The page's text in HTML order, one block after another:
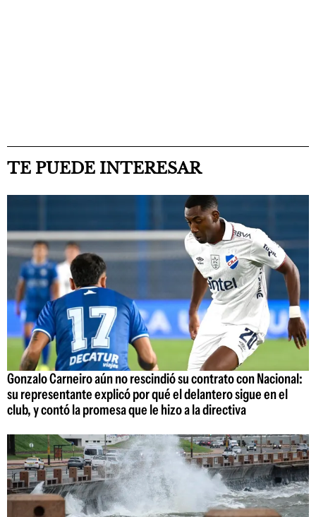
TE PUEDE INTERESAR
Gonzalo Carneiro aún no rescindió su contrato con Nacional:
su representante explicó por qué el delantero sigue en el
club, y contó la promesa que le hizo a la directiva